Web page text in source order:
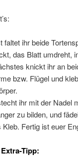
faltet ihr beide
das Blatt umdreht,
knickt ihr an
bzw. Flügel und
ihr mit der Nadel
zu bilden, und
Kleb. Fertig ist euer
Tipp: